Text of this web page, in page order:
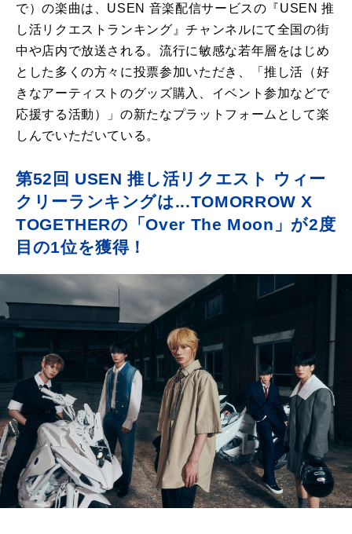
で）の楽曲は、USEN 音楽配信サービスの『USEN 推
し活リクエストランキング』チャンネルにて全国の街
中や店内で放送される。流行に敏感な若年層をはじめ
とした多くの方々に投票参加いただき、「推し活（好
きなアーティストのグッズ購入、イベント参加などで
応援する活動）」の新たなプラットフォームとして楽
しんでいただいている。
第52回 USEN 推し活リクエスト ウィー
クリーランキングは...TOMORROW X
TOGETHERの「Over The Moon」が2度
目の1位を獲得！